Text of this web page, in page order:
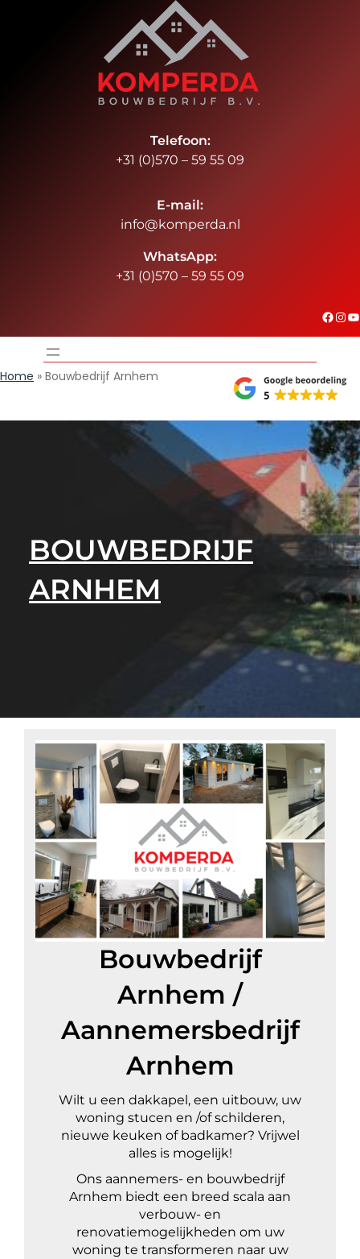
Telefoon:
+31 (0)570 – 59 55 09
E-mail:
info@komperda.nl
WhatsApp:
+31 (0)570 – 59 55 09
# InstagramYouTube
Home » Bouwbedrijf Arnhem
BOUWBEDRIJF
ARNHEM
Bouwbedrijf
Arnhem /
Aannemersbedrijf
Arnhem
Wilt u een dakkapel, een uitbouw, uw
woning stucen en /of schilderen,
nieuwe keuken of badkamer? Vrijwel
alles is mogelijk!
Ons aannemers- en bouwbedrijf
Arnhem biedt een breed scala aan
verbouw- en
renovatiemogelijkheden om uw
woning te transformeren naar uw